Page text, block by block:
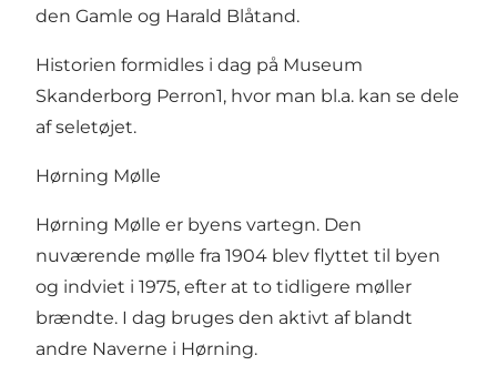
den Gamle og Harald Blåtand.
Historien formidles i dag på Museum
Skanderborg Perron1, hvor man bl.a. kan se dele
af seletøjet.
Hørning Mølle
Hørning Mølle er byens vartegn. Den
nuværende mølle fra 1904 blev flyttet til byen
og indviet i 1975, efter at to tidligere møller
brændte. I dag bruges den aktivt af blandt
andre Naverne i Hørning.